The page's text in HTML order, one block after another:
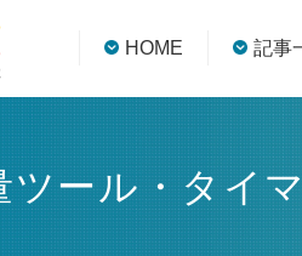
HOME 記事
ツール・タイ